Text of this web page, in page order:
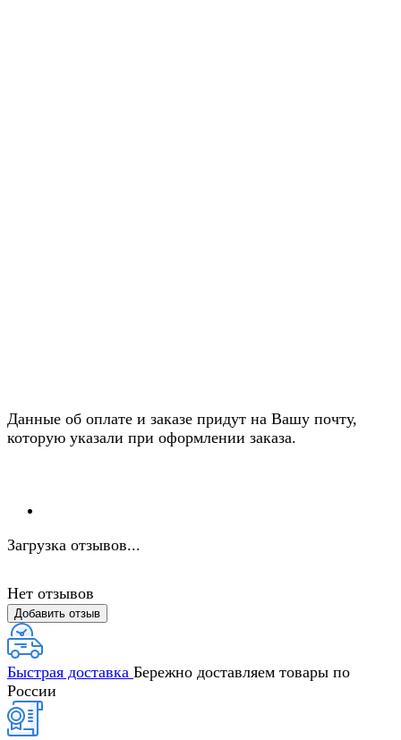
Данные об оплате и заказе придут на Вашу почту,
которую указали при оформлении заказа.
Загрузка отзывов...
Нет отзывов
Добавить отзыв
Быстрая доставка Бережно доставляем товары по
России